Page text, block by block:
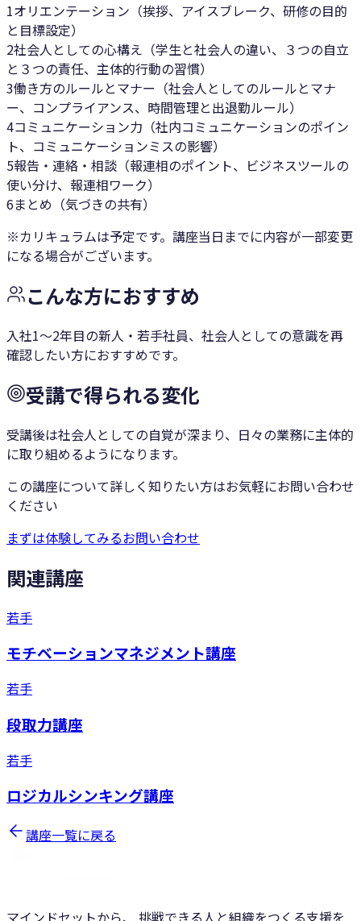
1オリエンテーション（挨拶、アイスブレーク、研修の目的
と目標設定）
2社会人としての心構え（学生と社会人の違い、３つの自立
と３つの責任、主体的行動の習慣）
3働き方のルールとマナー（社会人としてのルールとマナ
ー、コンプライアンス、時間管理と出退勤ルール）
4コミュニケーション力（社内コミュニケーションのポイン
ト、コミュニケーションミスの影響）
5報告・連絡・相談（報連相のポイント、ビジネスツールの
使い分け、報連相ワーク）
6まとめ（気づきの共有）
※カリキュラムは予定です。講座当日までに内容が一部変更
になる場合がございます。
こんな方におすすめ
入社1〜2年目の新人・若手社員、社会人としての意識を再
確認したい方におすすめです。
受講で得られる変化
受講後は社会人としての自覚が深まり、日々の業務に主体的
に取り組めるようになります。
この講座について詳しく知りたい方はお気軽にお問い合わせ
ください
まずは体験してみるお問い合わせ
関連講座
若手
モチベーションマネジメント講座
若手
段取力講座
若手
ロジカルシンキング講座
講座一覧に戻る
マインドセットから、 挑戦できる人と組織をつくる支援を